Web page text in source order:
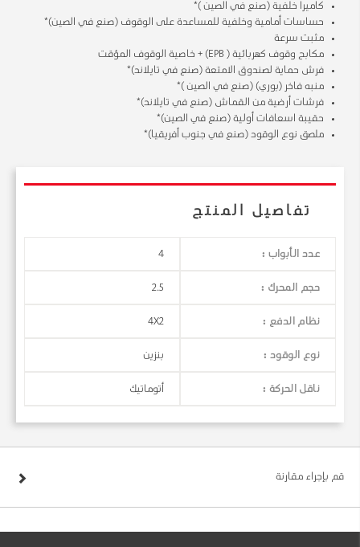
كاميرا خلفية (صنع في الصين )*
حساسات أمامية وخلفية للمساعدة على الوقوف (صنع في الصين)*
مثبت سرعة
مكابح وقوف كهربائية ( EPB) + خاصية الوقوف المؤقت
فرش حماية لصندوق الامتعة (صنع في تايلاند)*
منبه فاخر (بوري) (صنع في الصين )*
فرشات أرضية من القماش (صنع في تايلاند)*
حقيبة اسعافات أولية (صنع في الصين)*
ملصق نوع الوقود (صنع في جنوب أفريقيا)*
تفاصيل المنتج
عدد الأبواب : 4
حجم المحرك : 2.5
نظام الدفع : 4X2
نوع الوقود : بنزين
ناقل الحركة : أتوماتيك
قم بإجراء مقارنة